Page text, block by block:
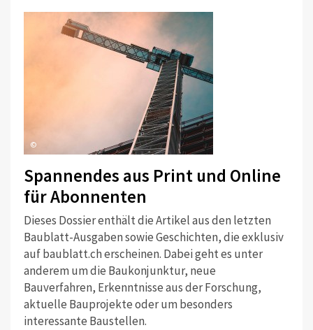
©
Spannendes aus Print und Online
für Abonnenten
Dieses Dossier enthält die Artikel aus den letzten
Baublatt-Ausgaben sowie Geschichten, die exklusiv
auf baublatt.ch erscheinen. Dabei geht es unter
anderem um die Baukonjunktur, neue
Bauverfahren, Erkenntnisse aus der Forschung,
aktuelle Bauprojekte oder um besonders
interessante Baustellen.